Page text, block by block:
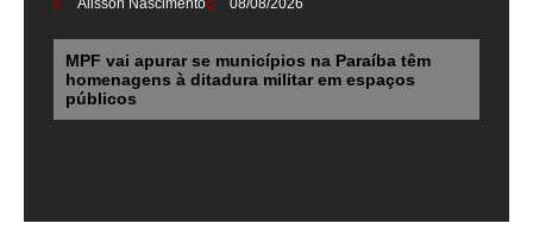
MPF vai apurar se municípios na Paraíba têm
homenagens à ditadura militar em espaços
públicos